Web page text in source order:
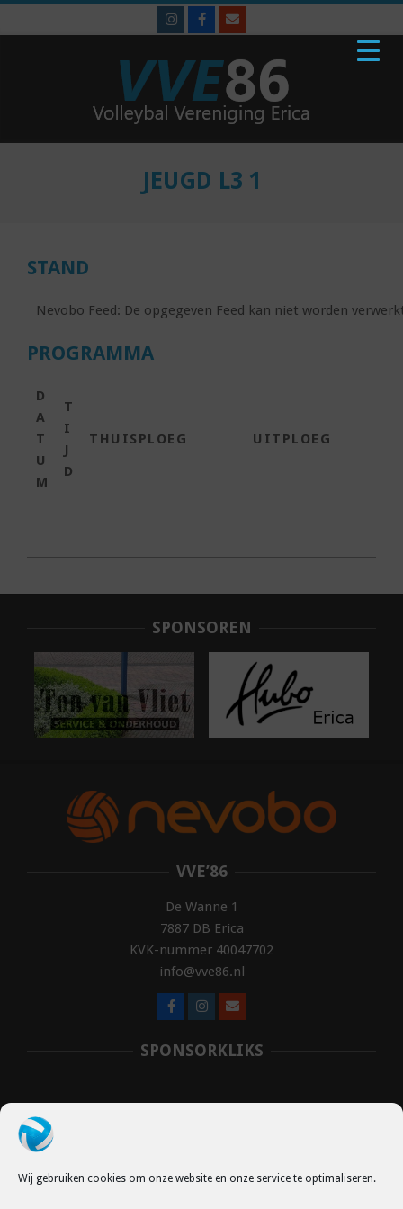
Wij gebruiken cookies om onze website en onze service te optimaliseren.
to
VVE'86
JEUGD L3 1
STAND
Nevobo Feed: De opgegeven Feed kan niet worden
PROGRAMMA
D
A
T
U
M
T
I
J
D
THUISPLOEG UITPLOEG
SPONSOREN
VVE’86
De Wanne 1
7887 DB Erica
KVK-nummer 40047702
info@vve86.nl
SPONSORKLIKS